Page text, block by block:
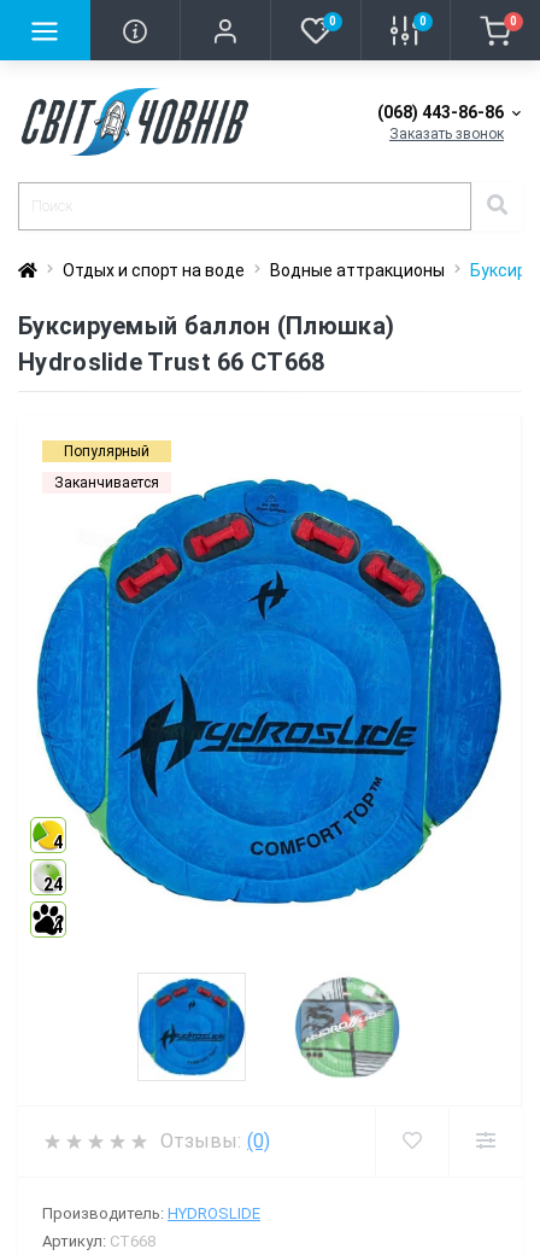
0 0 0
(068) 443-86-86
Заказать звонок
Отдых и спорт на воде Водные аттракционы
Буксируемый баллон (Плюшка)
Hydroslide Trust 66 CT668
Популярный
Заканчивается
4
24
4
Отзывы: (0)
Производитель: HYDROSLIDE
Артикул: CT668